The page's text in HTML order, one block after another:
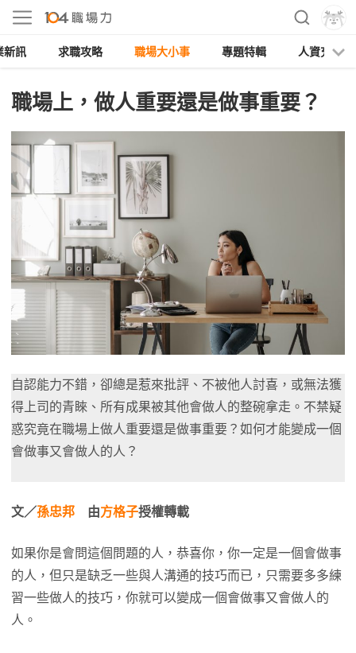
新訊 求職攻略 職場大小事 專題特輯 人資充電
職場上，做人重要還是做事重要？
自認能力不錯，卻總是惹來批評、不被他人討喜，或無法獲
得上司的青睞、所有成果被其他會做人的整碗拿走。不禁疑
惑究竟在職場上做人重要還是做事重要？如何才能變成一個
會做事又會做人的人？
文／孫忠邦 由方格子授權轉載
如果你是會問這個問題的人，恭喜你，你一定是一個會做事
的人，但只是缺乏一些與人溝通的技巧而已，只需要多多練
習一些做人的技巧，你就可以變成一個會做事又會做人的
人。